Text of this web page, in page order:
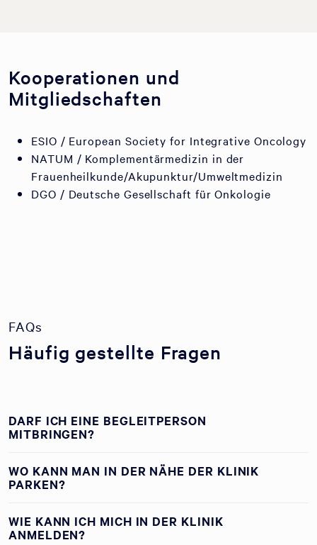
Kooperationen und
Mitgliedschaften
ESIO / European Society for Integrative Oncology
NATUM / Komplementärmedizin in der
Frauenheilkunde/Akupunktur/Umweltmedizin
DGO / Deutsche Gesellschaft für Onkologie
FAQs
Häufig gestellte Fragen
DARF ICH EINE BEGLEITPERSON
MITBRINGEN?
WO KANN MAN IN DER NÄHE DER KLINIK
PARKEN?
WIE KANN ICH MICH IN DER KLINIK
ANMELDEN?